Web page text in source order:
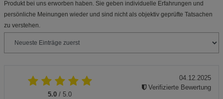
Produkt bei uns erworben haben. Sie geben individuelle Erfahrungen und
persönliche Meinungen wieder und sind nicht als objektiv geprüfte Tatsachen
zu verstehen.
5.0 / 5.0
04.12.2025
Verifizierte Bewertung